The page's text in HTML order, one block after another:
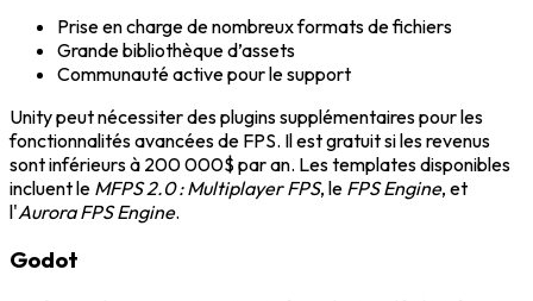
Prise en charge de nombreux formats de fichiers
Grande bibliothèque d’assets
Communauté active pour le support
Unity peut nécessiter des plugins supplémentaires pour les
fonctionnalités avancées de FPS. Il est gratuit si les revenus
sont inférieurs à 200 000$ par an. Les templates disponibles
incluent le MFPS 2.0 : Multiplayer FPS, le FPS Engine, et
l'Aurora FPS Engine.
Godot